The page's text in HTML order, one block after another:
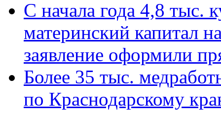
С начала года 4,8 тыс.
материнский капитал
заявление оформили
Более 35 тыс.
по Краснодарскому